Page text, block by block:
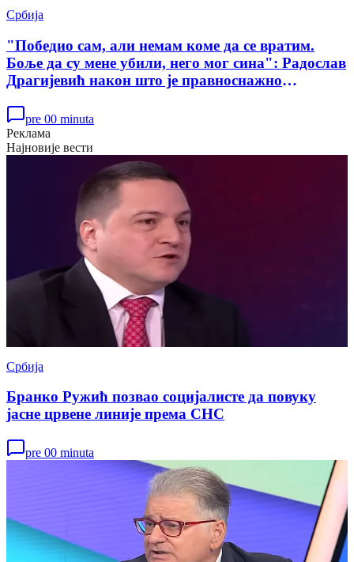
Србија
"Победио сам, али немам коме да се вратим.
Боље да су мене убили, него мог сина": Радослав
Драгијевић након што је правноснажно
pre 00 minuta
Реклама
Најновије вести
Србија
Бранко Ружић позвао социјалисте да повуку
јасне црвене линије према СНС
pre 00 minuta